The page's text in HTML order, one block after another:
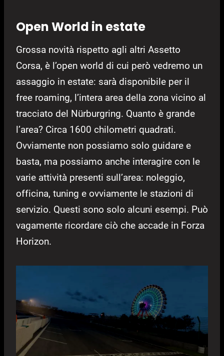
Open World in estate
Grossa novità rispetto agli altri Assetto
Corsa, è l’open world di cui però vedremo un
assaggio in estate: sarà disponibile per il
free roaming, l’intera area della zona vicino al
tracciato del Nürburgring. Quanto è grande
l’area? Circa 1600 chilometri quadrati.
Ovviamente non possiamo solo guidare e
basta, ma possiamo anche interagire con le
varie attività presenti sull’area: noleggio,
officina, tuning e ovviamente le stazioni di
servizio. Questi sono solo alcuni esempi. Può
vagamente ricordare ciò che accade in Forza
Horizon.